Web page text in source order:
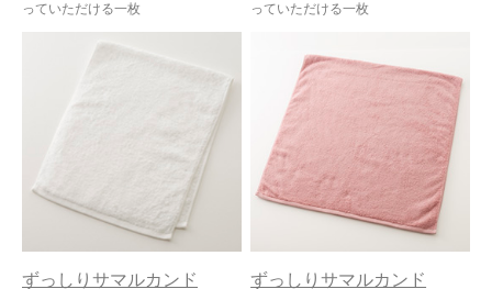
っていただける一枚
っていただける一枚
ずっしりサマルカンド ずっしりサマルカンド